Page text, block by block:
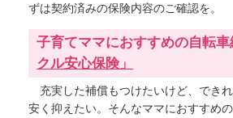
ずは契約済みの保険内容のご確認を。
子育てママにおすすめの自転
クル安心保険」
充実した補償もつけたいけど、でき
安く抑えたい。そんなママにおすすめ